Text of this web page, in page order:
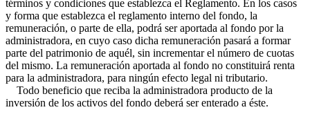
términos y condiciones que establezca el Reglamento. En los casos
y forma que establezca el reglamento interno del fondo, la
remuneración, o parte de ella, podrá ser aportada al fondo por la
administradora, en cuyo caso dicha remuneración pasará a formar
parte del patrimonio de aquél, sin incrementar el número de cuotas
del mismo. La remuneración aportada al fondo no constituirá renta
para la administradora, para ningún efecto legal ni tributario.
Todo beneficio que reciba la administradora producto de la
inversión de los activos del fondo deberá ser enterado a éste.